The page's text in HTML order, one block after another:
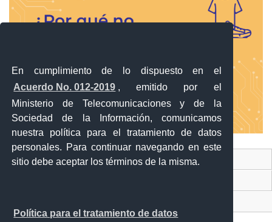
En cumplimiento de lo dispuesto en el
Acuerdo No. 012-2019 , emitido por el
Ministerio de Telecomunicaciones y de la
Sociedad de la Información, comunicamos
nuestra política para el tratamiento de datos
personales. Para continuar navegando en este
sitio debe aceptar los términos de la misma.
Política para el tratamiento de datos
Aprende más
Contacto Ciudadano Digital